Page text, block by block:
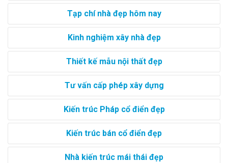
Tạp chí nhà đẹp hôm nay
Kinh nghiệm xây nhà đẹp
Thiết kế mẫu nội thất đẹp
Tư vấn cấp phép xây dựng
Kiến trúc Pháp cổ điển đẹp
Kiến trúc bán cổ điển đẹp
Nhà kiến trúc mái thái đẹp